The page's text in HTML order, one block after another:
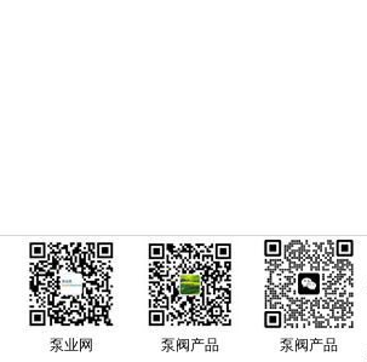
泵业网 泵阀产品 泵阀产品